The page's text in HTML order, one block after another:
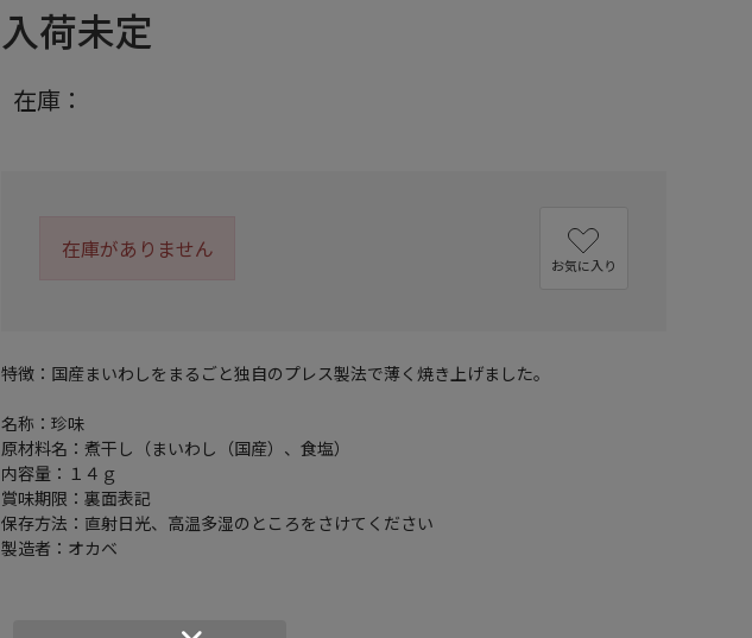
入荷未定
在庫：
在庫がありません
お気に入り
特徴：国産まいわしをまるごと独自のプレス製法で薄く焼き上げました。
名称：珍味
原材料名：煮干し（まいわし（国産）、食塩）
内容量：１４ｇ
賞味期限：裏面表記
保存方法：直射日光、高温多湿のところをさけてください
製造者：オカベ